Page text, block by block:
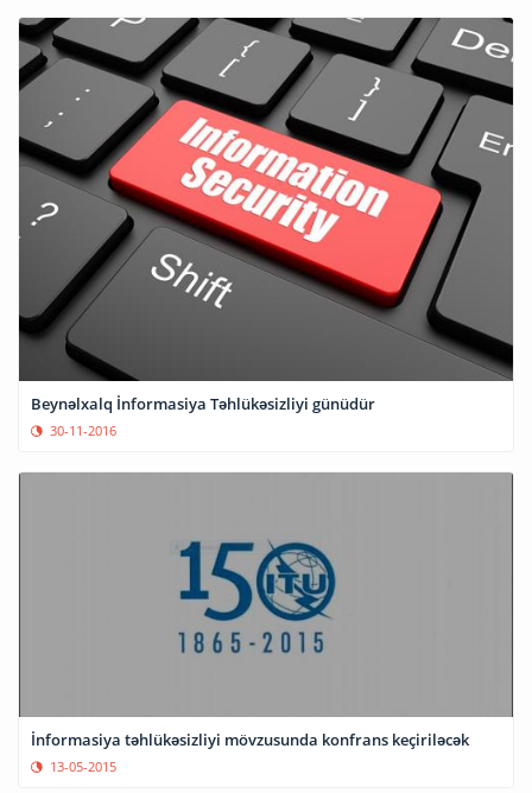
Beynəlxalq İnformasiya Təhlükəsizliyi günüdür
30-11-2016
İnformasiya təhlükəsizliyi mövzusunda konfrans keçiriləcək
13-05-2015